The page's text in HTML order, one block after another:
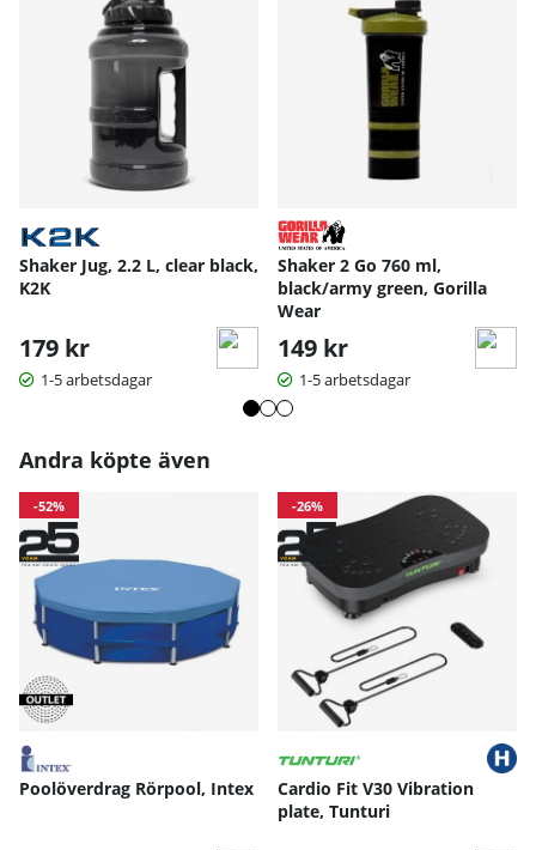
Shaker Jug, 2.2 L, clear black,
K2K
179 kr
1-5 arbetsdagar
Shaker 2 Go 760 ml,
black/army green, Gorilla
Wear
149 kr
1-5 arbetsdagar
Andra köpte även
-52%
Poolöverdrag Rörpool, Intex
-26%
Cardio Fit V30 Vibration
plate, Tunturi